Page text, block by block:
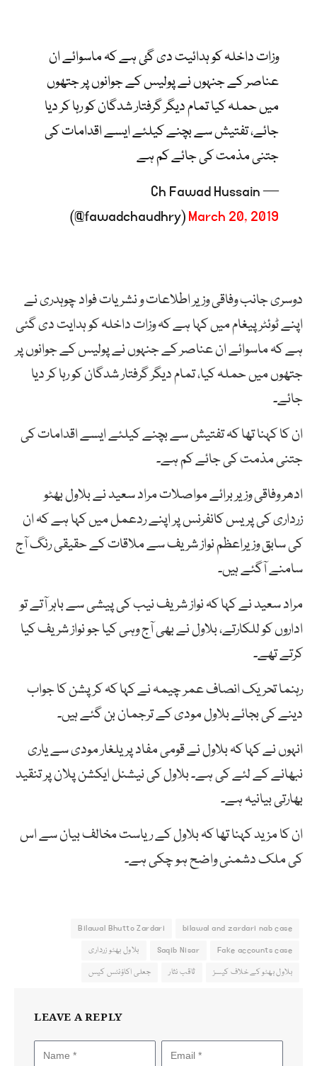
وزات داخلہ کو ہدائیت دی گئ ہے کہ ماسوائے ان
عناصر کے جنہوں نے پولیس کے جوانوں پر جتھوں
میں حملہ کیا تمام دیگر گرفتار شدگان کو رہا کر دیا
جائے، تفتیش سے بچنے کیلئے ایسے اقدامات کی
جتنی مذمت کی جائے کم ہے
— Ch Fawad Hussain
(@fawadchaudhry)March 20, 2019
دوسری جانب وفاقی وزیر اطلاعات و نشریات فواد چوہدری نے
اپنے ٹوئٹر پیغام میں کہا ہے کہ وزات داخلہ کو ہدایت دی گئی
ہے کہ ماسوائے ان عناصر کے جنہوں نے پولیس کے جوانوں پر
جتھوں میں حملہ کیا، تمام دیگر گرفتار شدگان کو رہا کر دیا
جائے۔
ان کا کہنا تھا کہ تفتیش سے بچنے کیلئے ایسے اقدامات کی
جتنی مذمت کی جائے کم ہے۔
ادھر وفاقی وزیر برائے مواصلات مراد سعید نے بلاول بھٹو
زرداری کی پریس کانفرنس پر اپنے ردعمل میں کہا ہے کہ ان
کی سابق وزیراعظم نواز شریف سے ملاقات کے حقیقی رنگ آج
سامنے آگئے ہیں۔
مراد سعید نے کہا کہ نواز شریف نیب کی پیشی سے باہر آتے تو
اداروں کو للکارتے، بلاول نے بھی آج وہی کیا جو نواز شریف کیا
کرتے تھے۔
رہنما تحریک انصاف عمر چیمہ نے کہا کہ کرپشن کا جواب
دینے کی بجائے بلاول مودی کے ترجمان بن گئے ہیں۔
انہوں نے کہا کہ بلاول نے قومی مفاد پر یلغار مودی سے یاری
نبھانے کے لئے کی ہے۔ بلاول کی نیشنل ایکشن پلان پر تنقید
بھارتی بیانیہ ہے۔
ان کا مزید کہنا تھا کہ بلاول کے ریاست مخالف بیان سے اس
کی ملک دشمنی واضح ہو چکی ہے۔
bilawal and zardari nab case
Bilawal Bhutto Zardari
Fake accounts case
Saqib Nisar
بلاول بھٹو زرداری
بلاول بھٹو کے خلاف کیسز
ثاقب نثار جعلی اکاؤنٹس کیس
LEAVE A REPLY